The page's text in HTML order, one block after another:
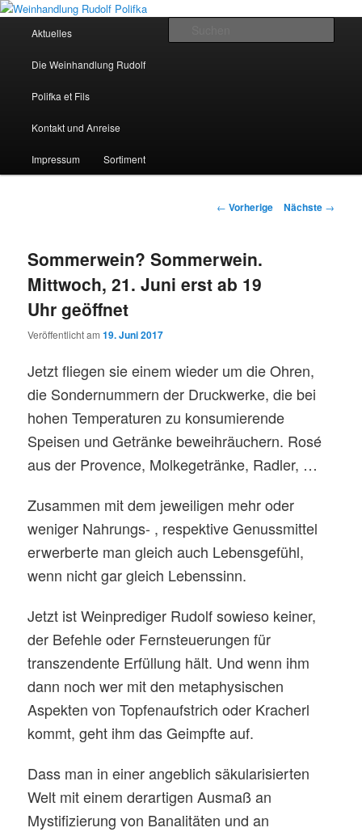
Weinhandlung Rudolf Polifka
Zum Inhalt wechseln
Aktuelles
Die Weinhandlung Rudolf
Polifka et Fils
Kontakt und Anreise
Impressum Sortiment
Artikelnavigation
← Vorherige Nächste →
Sommerwein? Sommerwein.
Mittwoch, 21. Juni erst ab 19
Uhr geöffnet
Veröffentlicht am19. Juni 2017
Jetzt fliegen sie einem wieder um die Ohren,
die Sondernummern der Druckwerke, die bei
hohen Temperaturen zu konsumierende
Speisen und Getränke beweihräuchern. Rosé
aus der Provence, Molkegetränke, Radler, …
Zusammen mit dem jeweiligen mehr oder
weniger Nahrungs- , respektive Genussmittel
erwerberte man gleich auch Lebensgefühl,
wenn nicht gar gleich Lebenssinn.
Jetzt ist Weinprediger Rudolf sowieso keiner,
der Befehle oder Fernsteuerungen für
transzendente Erfüllung hält. Und wenn ihm
dann noch wer mit den metaphysischen
Aspekten von Topfenaufstrich oder Kracherl
kommt, geht ihm das Geimpfte auf.
Dass man in einer angeblich säkularisierten
Welt mit einem derartigen Ausmaß an
Mystifizierung von Banalitäten und an